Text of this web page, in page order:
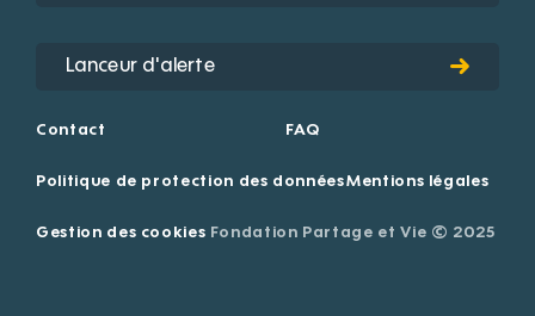
Lanceur d'alerte
Contact FAQ
Politique de protection des donnéesMentions légales
Gestion des cookies Fondation Partage et Vie © 2025